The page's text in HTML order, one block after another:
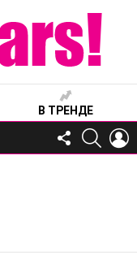
В ТРЕНДЕ
FOLLOW
US